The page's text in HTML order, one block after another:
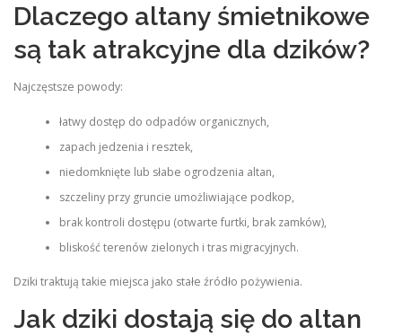
Dlaczego altany śmietnikowe
są tak atrakcyjne dla dzików?
Najczęstsze powody:
łatwy dostęp do odpadów organicznych,
zapach jedzenia i resztek,
niedomknięte lub słabe ogrodzenia altan,
szczeliny przy gruncie umożliwiające podkop,
brak kontroli dostępu (otwarte furtki, brak zamków),
bliskość terenów zielonych i tras migracyjnych.
Dziki traktują takie miejsca jako stałe źródło pożywienia.
Jak dziki dostają się do altan